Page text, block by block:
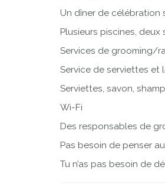
Un dîner de célébration
Plusieurs piscines,
Services de grooming/
Service de serviettes
Serviettes, savon,
Wi-Fi
Des responsables de
Pas besoin de penser
Tu n’as pas besoin de